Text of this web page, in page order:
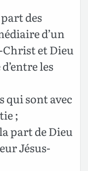
des
d’un
Christ et Dieu
les
qui sont avec
;
part de Dieu
Jésus-